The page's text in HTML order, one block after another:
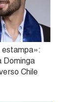
estampa»:
Dominga
Chile